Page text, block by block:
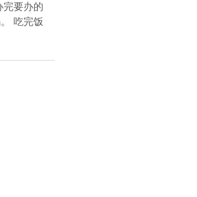
完要办的
吃完饭